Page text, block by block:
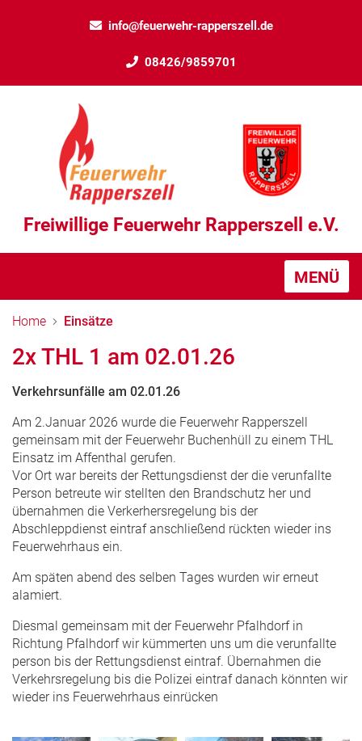
info@feuerwehr-rapperszell.de
08426/9859701
Freiwillige Feuerwehr Rapperszell e.V.
MENÜ
Home Einsätze
2x THL 1 am 02.01.26
Verkehrsunfälle am 02.01.26
Am 2.Januar 2026 wurde die Feuerwehr Rapperszell
gemeinsam mit der Feuerwehr Buchenhüll zu einem THL
Einsatz im Affenthal gerufen.
Vor Ort war bereits der Rettungsdienst der die verunfallte
Person betreute wir stellten den Brandschutz her und
übernahmen die Verkerhersregelung bis der
Abschleppdienst eintraf anschließend rückten wieder ins
Feuerwehrhaus ein.
Am späten abend des selben Tages wurden wir erneut
alamiert.
Diesmal gemeinsam mit der Feuerwehr Pfalhdorf in
Richtung Pfalhdorf wir kümmerten uns um die verunfallte
person bis der Rettungsdienst eintraf. Übernahmen die
Verkehrsregelung bis die Polizei eintraf danach könnten wir
wieder ins Feuerwehrhaus einrücken